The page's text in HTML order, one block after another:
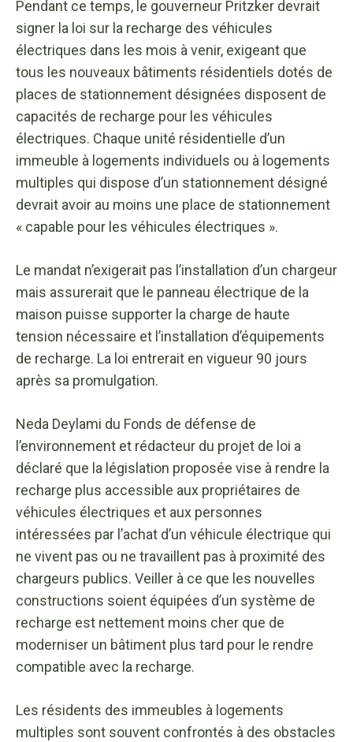
Pendant ce temps, le gouverneur Pritzker devrait
signer la loi sur la recharge des véhicules
électriques dans les mois à venir, exigeant que
tous les nouveaux bâtiments résidentiels dotés de
places de stationnement désignées disposent de
capacités de recharge pour les véhicules
électriques. Chaque unité résidentielle d’un
immeuble à logements individuels ou à logements
multiples qui dispose d’un stationnement désigné
devrait avoir au moins une place de stationnement
« capable pour les véhicules électriques ».
Le mandat n’exigerait pas l’installation d’un chargeur
mais assurerait que le panneau électrique de la
maison puisse supporter la charge de haute
tension nécessaire et l’installation d’équipements
de recharge. La loi entrerait en vigueur 90 jours
après sa promulgation.
Neda Deylami du Fonds de défense de
l’environnement et rédacteur du projet de loi a
déclaré que la législation proposée vise à rendre la
recharge plus accessible aux propriétaires de
véhicules électriques et aux personnes
intéressées par l’achat d’un véhicule électrique qui
ne vivent pas ou ne travaillent pas à proximité des
chargeurs publics. Veiller à ce que les nouvelles
constructions soient équipées d’un système de
recharge est nettement moins cher que de
moderniser un bâtiment plus tard pour le rendre
compatible avec la recharge.
Les résidents des immeubles à logements
multiples sont souvent confrontés à des obstacles